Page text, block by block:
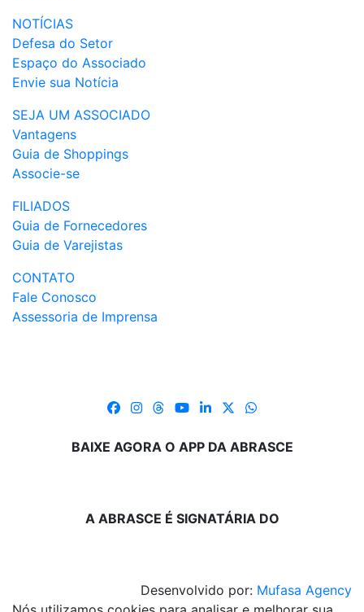
NOTÍCIAS
Defesa do Setor
Espaço do Associado
Envie sua Notícia
SEJA UM ASSOCIADO
Vantagens
Guia de Shoppings
Associe-se
FILIADOS
Guia de Fornecedores
Guia de Varejistas
CONTATO
Fale Conosco
Assessoria de Imprensa
BAIXE AGORA O APP DA ABRASCE
A ABRASCE É SIGNATÁRIA DO
Desenvolvido por: Mufasa Agency